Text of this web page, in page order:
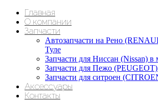
Главная
О компании
Запчасти
Автозапчасти на Рено
Туле
Запчасти для Ниссан (Nissan) в
Запчасти для Пежо
Запчасти для ситроен
Аксессуары
Контакты